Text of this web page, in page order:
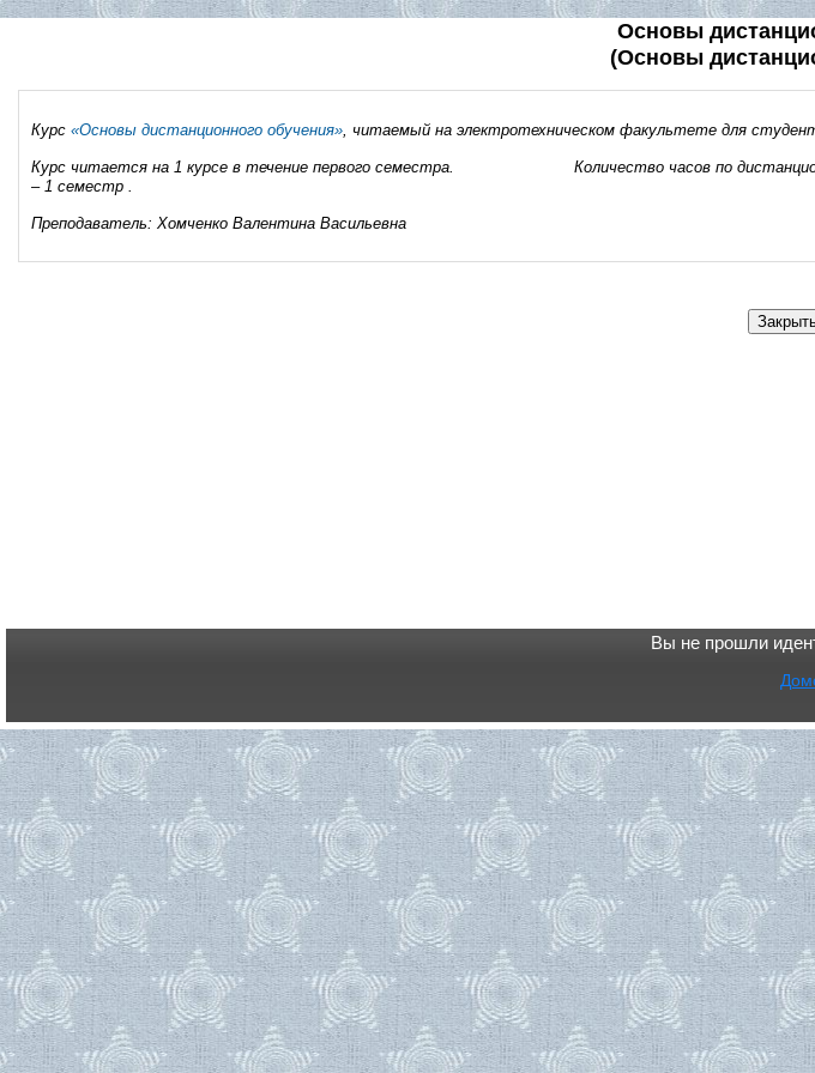
Основы
(Основы
Курс «Основы дистанционного обучения», читаемый на электротехническом факультете для
Курс читается на 1 курсе в течение первого семестра. Количество часов по
– 1 семестр .
Преподаватель: Хомченко Валентина Васильевна
Вы не прошли